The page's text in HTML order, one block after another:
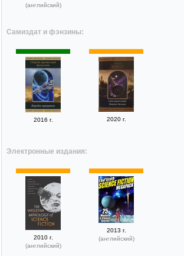
(английский)
Самиздат и фэнзины:
2016 г. 2020 г.
Электронные издания:
2010 г.
(английский)
2013 г.
(английский)